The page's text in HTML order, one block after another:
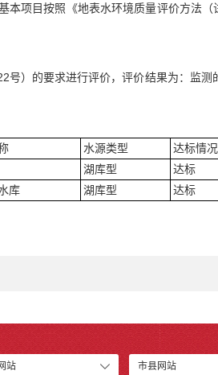
项目按照《地表水环境质量评价方法
）的要求进行评价，评价结果为：监
水源类型
达标情况
湖库型
达标
库 湖库型 达标
站 市县网站